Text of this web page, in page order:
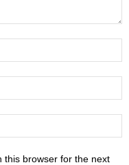
this browser for the next